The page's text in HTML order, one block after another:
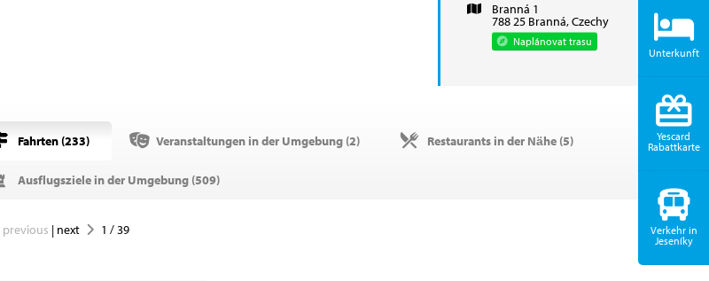
Branná 1
788 25 Branná, Czechy
Naplánovat trasu
Fahrten (233) Veranstaltungen in der Umgebung (2) Restaurants in der Nähe (5)
Ausflugsziele in der Umgebung (509)
previous | next 1 /39
Unterkunft
Yescard
Rabattkarte
Verkehr in
Jeseníky